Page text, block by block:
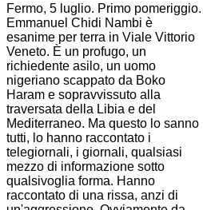
Fermo, 5 luglio. Primo pomeriggio.
Emmanuel Chidi Nambi è
esanime per terra in Viale Vittorio
Veneto. È un profugo, un
richiedente asilo, un uomo
nigeriano scappato da Boko
Haram e sopravvissuto alla
traversata della Libia e del
Mediterraneo. Ma questo lo sanno
tutti, lo hanno raccontato i
telegiornali, i giornali, qualsiasi
mezzo di informazione sotto
qualsivoglia forma. Hanno
raccontato di una rissa, anzi di